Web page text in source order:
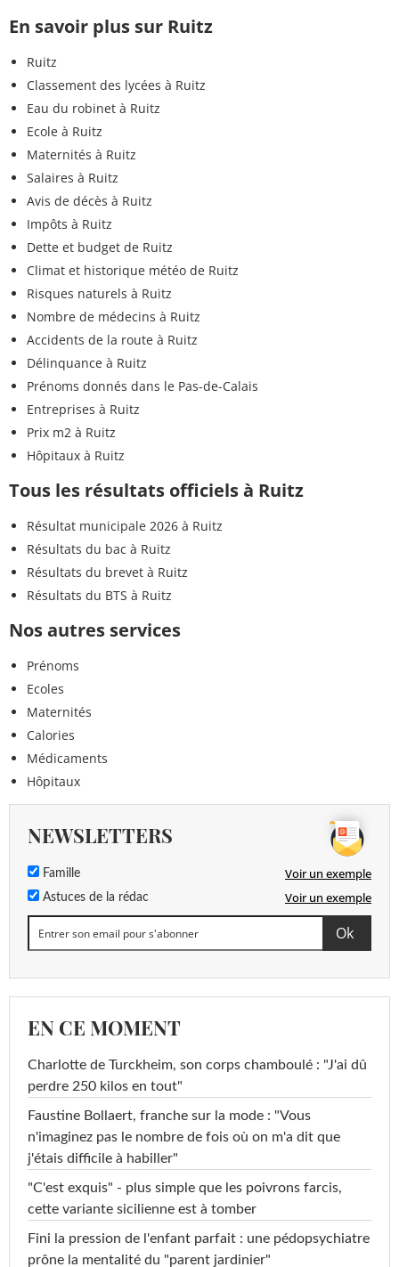
En savoir plus sur Ruitz
Ruitz
Classement des lycées à Ruitz
Eau du robinet à Ruitz
Ecole à Ruitz
Maternités à Ruitz
Salaires à Ruitz
Avis de décès à Ruitz
Impôts à Ruitz
Dette et budget de Ruitz
Climat et historique météo de Ruitz
Risques naturels à Ruitz
Nombre de médecins à Ruitz
Accidents de la route à Ruitz
Délinquance à Ruitz
Prénoms donnés dans le Pas-de-Calais
Entreprises à Ruitz
Prix m2 à Ruitz
Hôpitaux à Ruitz
Tous les résultats officiels à Ruitz
Résultat municipale 2026 à Ruitz
Résultats du bac à Ruitz
Résultats du brevet à Ruitz
Résultats du BTS à Ruitz
Nos autres services
Prénoms
Ecoles
Maternités
Calories
Médicaments
Hôpitaux
NEWSLETTERS
Famille Voir un exemple
Astuces de la rédac Voir un exemple
EN CE MOMENT
Charlotte de Turckheim, son corps chamboulé : "J'ai dû
perdre 250 kilos en tout"
Faustine Bollaert, franche sur la mode : "Vous
n'imaginez pas le nombre de fois où on m'a dit que
j'étais difficile à habiller"
"C'est exquis" - plus simple que les poivrons farcis,
cette variante sicilienne est à tomber
Fini la pression de l'enfant parfait : une pédopsychiatre
prône la mentalité du "parent jardinier"